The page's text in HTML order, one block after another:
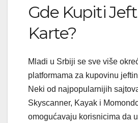
Gde Kupiti
Karte?
Mladi u Srbiji se sve više
platformama za kupovinu
Neki od najpopularnijih
Skyscanner, Kayak i
omogućavaju korisnicima da